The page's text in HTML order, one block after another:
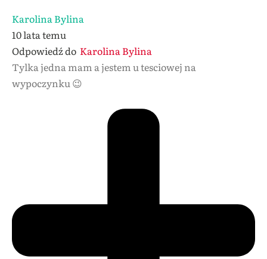
Karolina Bylina
10 lata temu
Odpowiedź do Karolina Bylina
Tylka jedna mam a jestem u tesciowej na
wypoczynku 😉